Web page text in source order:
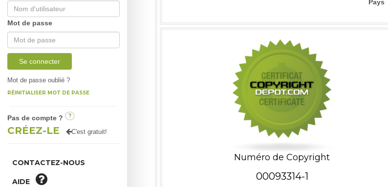
Mot de passe
Se connecter
Mot de passe oublié ?
RÉINITIALISER MOT DE PASSE
Pas de compte ? ?
CRÉEZ-LE C'est gratuit!
CONTACTEZ-NOUS
AIDE
Pays
Numéro de Copyright
00093314-1